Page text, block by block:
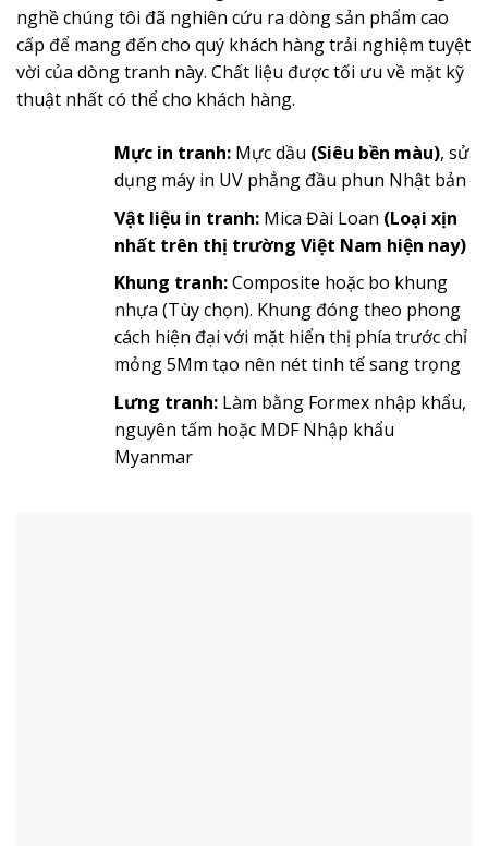
nghề chúng tôi đã nghiên cứu ra dòng sản phẩm cao
cấp để mang đến cho quý khách hàng trải nghiệm tuyệt
vời của dòng tranh này. Chất liệu được tối ưu về mặt kỹ
thuật nhất có thể cho khách hàng.
Mực in tranh:Mực dầu (Siêu bền màu), sử
dụng máy in UV phẳng đầu phun Nhật bản
Vật liệu in tranh:Mica Đài Loan (Loại xịn
nhất trên thị trường Việt Nam hiện nay)
Khung tranh:Composite hoặc bo khung
nhựa (Tùy chọn). Khung đóng theo phong
cách hiện đại với mặt hiển thị phía trước chỉ
mỏng 5Mm tạo nên nét tinh tế sang trọng
Lưng tranh:Làm bằng Formex nhập khẩu,
nguyên tấm hoặc MDF Nhập khẩu
Myanmar